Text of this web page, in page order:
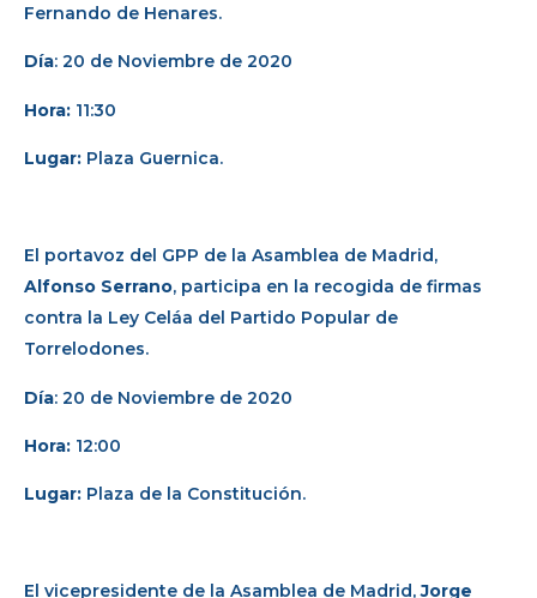
Fernando de Henares.
Día: 20 de Noviembre de 2020
Hora: 11:30
Lugar: Plaza Guernica.
El portavoz del GPP de la Asamblea de Madrid,
Alfonso Serrano, participa en la recogida de firmas
contra la Ley Celáa del Partido Popular de
Torrelodones.
Día: 20 de Noviembre de 2020
Hora: 12:00
Lugar: Plaza de la Constitución.
El vicepresidente de la Asamblea de Madrid,Jorge